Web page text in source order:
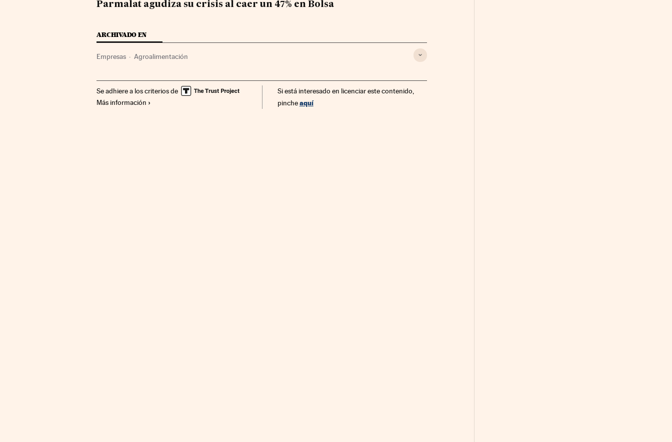
Parmalat agudiza su crisis al caer un 47% en Bolsa
ARCHIVADO EN
Empresas Agroalimentación
Se adhiere a los criterios de
Más información
Si está interesado en licenciar este contenido,
pincheaquí